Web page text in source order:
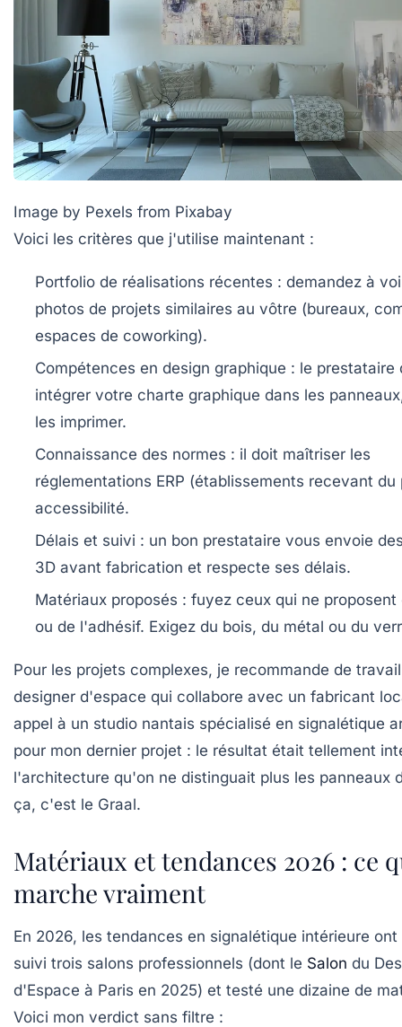
Image by Pexels from Pixabay
Voici les critères que j'utilise maintenant :
Portfolio de réalisations récentes : demandez à
photos de projets similaires au vôtre (bureaux,
espaces de coworking).
Compétences en design graphique : le prestataire
intégrer votre charte graphique dans les
les imprimer.
Connaissance des normes : il doit maîtriser les
réglementations ERP (établissements recevant du
accessibilité.
Délais et suivi : un bon prestataire vous envoie
3D avant fabrication et respecte ses délais.
Matériaux proposés : fuyez ceux qui ne proposent
ou de l'adhésif. Exigez du bois, du métal ou du
Pour les projets complexes, je recommande de
designer d'espace qui collabore avec un fabricant
appel à un studio nantais spécialisé en signalétique
pour mon dernier projet : le résultat était tellement
l'architecture qu'on ne distinguait plus les panneaux
ça, c'est le Graal.
Matériaux et tendances 2026 : ce
marche vraiment
En 2026, les tendances en signalétique intérieure
suivi trois salons professionnels (dont le Salon du
d'Espace à Paris en 2025) et testé une dizaine de
Voici mon verdict sans filtre :